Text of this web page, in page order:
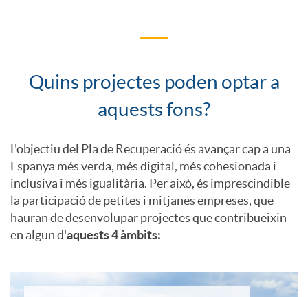
s
t
i
o
n
n
e
r
a
u
e
p
r
Quins projectes poden optar a
aquests fons?
L'objectiu del Pla de Recuperació és avançar cap a una
Espanya més verda, més digital, més cohesionada i
inclusiva i més igualitària. Per això, és imprescindible
la participació de petites i mitjanes empreses, que
hauran de desenvolupar projectes que contribueixin
en algun d'aquests 4 àmbits: